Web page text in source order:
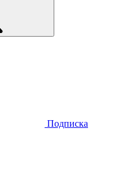
Подписка